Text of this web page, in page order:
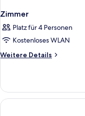
Zimmer
Platz für 4 Personen
Kostenloses WLAN
Weitere Details
Weitere